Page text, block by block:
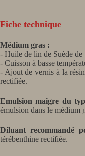
Fiche technique
Médium gras :
- Huile de lin de Suède de
- Cuisson à basse
- Ajout de vernis à la
rectifiée.
Emulsion maigre du
émulsion dans le médium
Diluant recommandé
térébenthine rectifiée.